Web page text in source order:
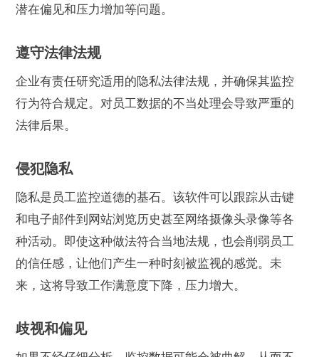
潜在偏见和压力增加等问题。
遵守法律法规
企业有责任研究适用的隐私法律法规，并确保其监控
行为符合规定。对员工数据的不当处理会导致严重的
法律后果。
侵犯隐私
隐私是员工监控道德的基石。该软件可以跟踪从击键
和电子邮件到网站浏览历史甚至网络摄像头录像等各
种活动。即使这种做法符合当地法规，也会削弱员工
的信任感，让他们产生一种时刻被监视的感觉。未
来，这将导致工作满意度下降，压力增大。
歧视和偏见